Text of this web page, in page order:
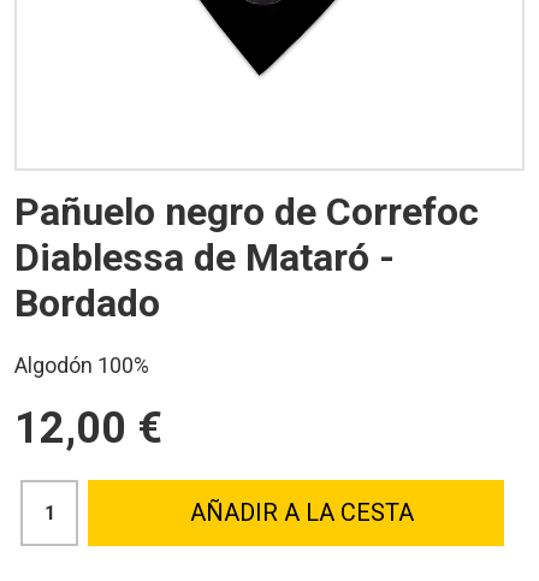
Pañuelo negro de Correfoc
Diablessa de Mataró -
Bordado
Algodón 100%
12,00 €
AÑADIR A LA CESTA